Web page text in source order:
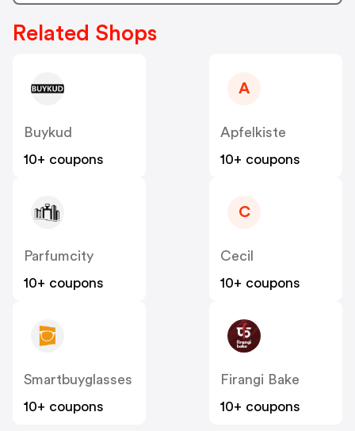
Related Shops
Buykud
10+ coupons
A
Apfelkiste
10+ coupons
Parfumcity
10+ coupons
C
Cecil
10+ coupons
Smartbuyglasses
10+ coupons
Firangi Bake
10+ coupons